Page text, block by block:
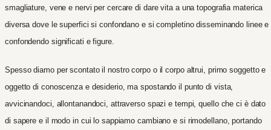
smagliature, vene e nervi per cercare di dare vita a una topografia materica
diversa dove le superfici si confondano e si completino disseminando linee e
confondendo significati e figure.
Spesso diamo per scontato il nostro corpo o il corpo altrui, primo soggetto e
oggetto di conoscenza e desiderio, ma spostando il punto di vista,
avvicinandoci, allontanandoci, attraverso spazi e tempi, quello che ci è dato
di sapere e il modo in cui lo sappiamo cambiano e si rimodellano, portando